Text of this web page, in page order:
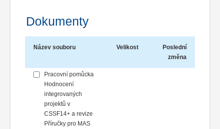
Dokumenty
Název souboru Velikost
Poslední
změna
Pracovní pomůcka
Hodnocení
integrovaných
projektů v
CSSF14+ a revize
Příručky pro MAS